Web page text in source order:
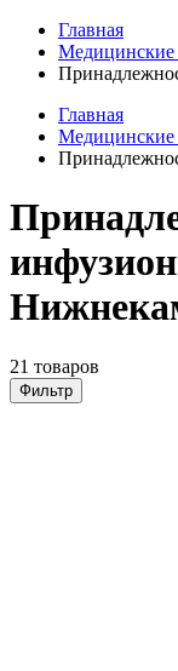
Главная
Медицинские
Главная
Медицинские
21 товаров
Фильтр